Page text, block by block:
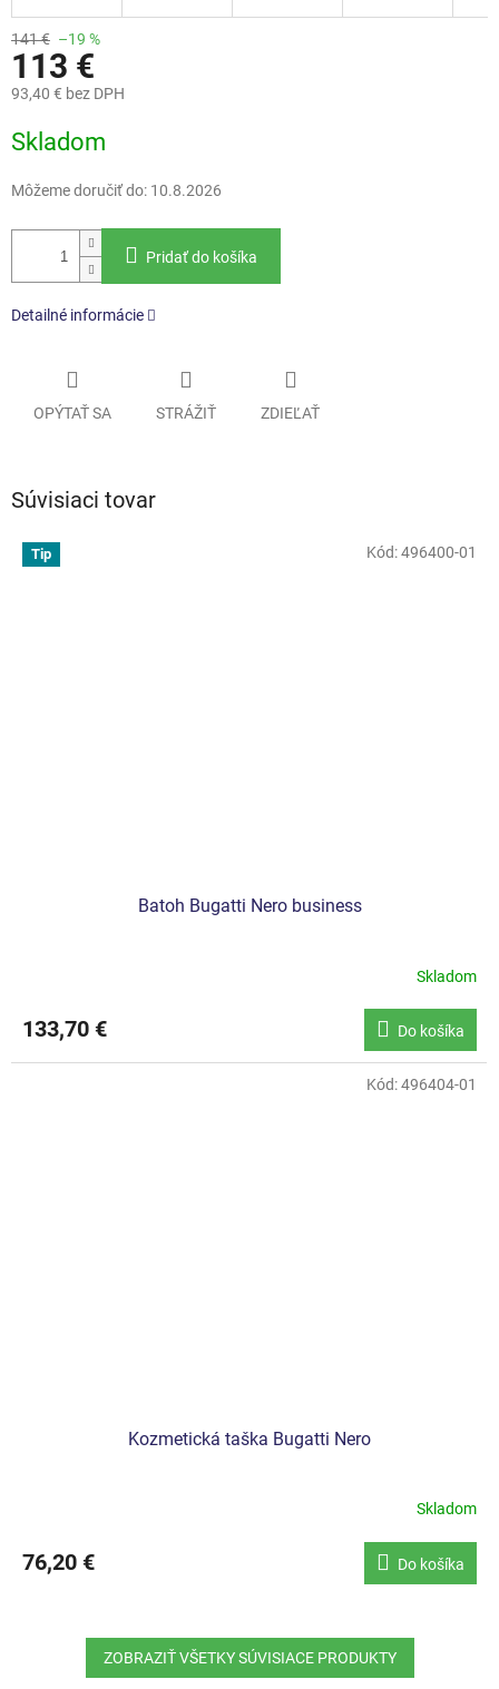
141 € –19 %
113 €
93,40 € bez DPH
cena:
Skladom
Môžeme doručiť do: 10.8.2026
Pridať do košíka
Detailné informácie
OPÝTAŤ SA STRÁŽIŤ ZDIEĽAŤ
Súvisiaci tovar
Tip
Batoh Bugatti Nero business
Skladom
133,70 € Do košíka
Kód:496400-01
Kozmetická taška Bugatti Nero
Skladom
76,20 € Do košíka
Kód:496404-01
ZOBRAZIŤ VŠETKY SÚVISIACE PRODUKTY